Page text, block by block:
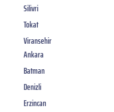
Silivri
Tokat
Viransehir
Ankara
Batman
Denizli
Erzincan